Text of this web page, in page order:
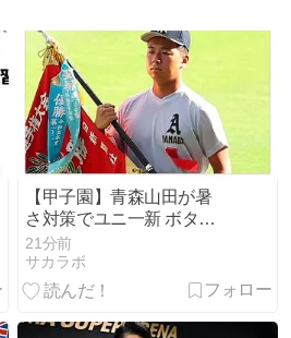
【甲子園】青森山田が暑
さ対策でユニ一新 ボタン
廃止でTシャツ素材
wwwwwwwwwwwwwwwwww
21分前
サカラボ